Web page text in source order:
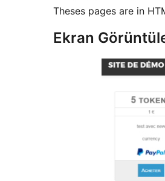
Theses pages are in
Ekran